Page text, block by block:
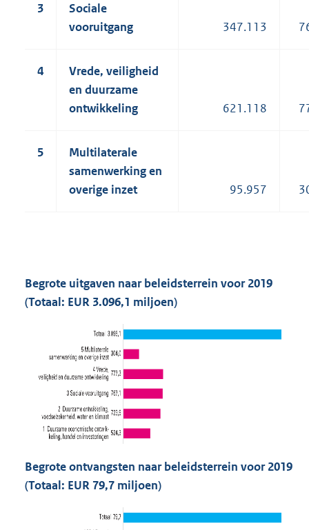
3
Sociale
vooruitgang
347.113
4
Vrede, veiligheid
en duurzame
ontwikkeling
621.118
5
Multilaterale
samenwerking en
overige inzet
95.957
Begrote uitgaven naar beleidsterrein voor 2019
(Totaal: EUR 3.096,1 miljoen)
Begrote ontvangsten naar beleidsterrein voor 2019
(Totaal: EUR 79,7 miljoen)